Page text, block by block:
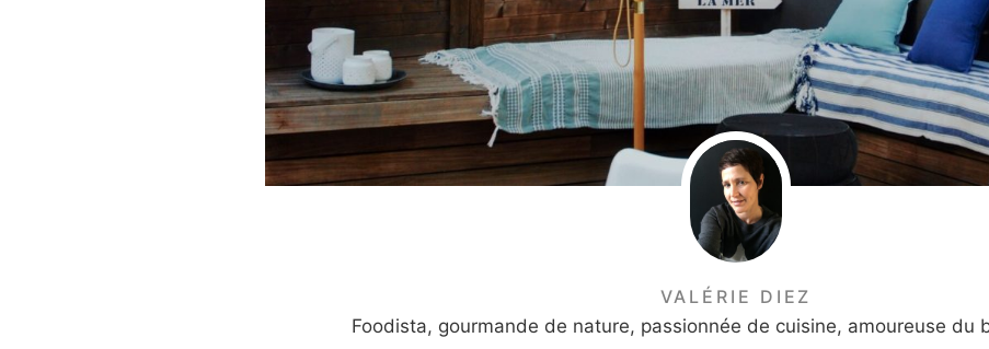
VALÉRIE DIEZ
Foodista, gourmande de nature, passionnée de cuisine, amoureuse du